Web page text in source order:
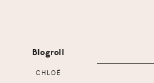
Blogroll
CHLOÉ